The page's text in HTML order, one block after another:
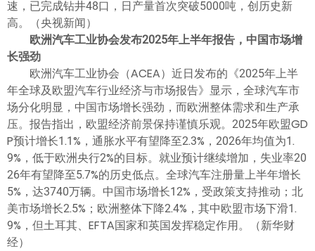
速，已完成钻井48口，日产量首次突破5000吨，创历史新
高。（央视新闻）
欧洲汽车工业协会发布2025年上半年报告，中国市场增
长强劲
欧洲汽车工业协会（ACEA）近日发布的《2025年上半
年全球及欧盟汽车行业经济与市场报告》显示，全球汽车市
场分化明显，中国市场增长强劲，而欧洲整体需求和生产承
压。报告指出，欧盟经济前景保持谨慎乐观。2025年欧盟GD
P预计增长1.1%，通胀水平有望降至2.3%，2026年均值为1.
9%，低于欧洲央行2%的目标。就业预计继续增加，失业率20
26年有望降至5.7%的历史低点。全球汽车注册量上半年增长
5%，达3740万辆。中国市场增长12%，受政策支持推动；北
美市场增长2.5%；欧洲整体下降2.4%，其中欧盟市场下滑1.
9%，但土耳其、EFTA国家和英国发挥稳定作用。（新华财
经）